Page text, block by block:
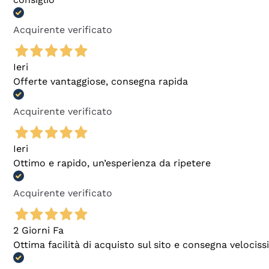
Acquirente verificato
Ieri
Offerte vantaggiose, consegna rapida
Acquirente verificato
Ieri
Ottimo e rapido, un’esperienza da ripetere
Acquirente verificato
2 Giorni Fa
Ottima facilità di acquisto sul sito e consegna